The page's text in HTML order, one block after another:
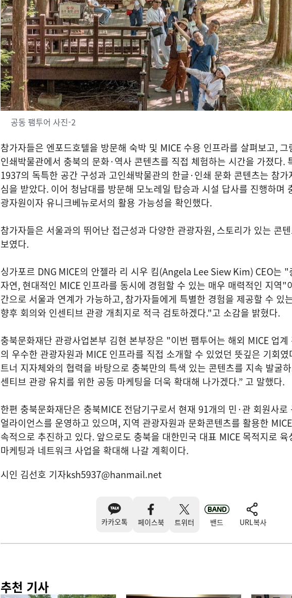
공동 팸투어 사진-2
참가자들은 엔포드호텔을 방문해 숙박 및 MICE 수용 인프라를 살펴보고, 그
인쇄박물관에서 충북의 문화·역사 콘텐츠를 직접 체험하는 시간을 가졌다.
1937의 독특한 공간 구성과 고인쇄박물관의 한글·인쇄 문화 콘텐츠는 참
심을 받았다. 이어 청남대를 방문해 모노레일 탑승과 시설 답사를 진행하며
광자원이자 유니크베뉴로서의 활용 가능성을 확인했다.
참가자들은 서울과의 뛰어난 접근성과 다양한 관광자원, 스토리가 있는 콘
보였다.
싱가포르 DNG MICE의 안젤라 리 시우 킴(Angela Lee Siew Kim) CEO는 "
자연, 현대적인 MICE 인프라를 동시에 경험할 수 있는 매우 매력적인 지역"
간으로 서울과 연계가 가능하고, 참가자들에게 특별한 경험을 제공할 수 있
향후 회의와 인센티브 관광 개최지로 적극 검토하겠다."고 소감을 밝혔다.
충북문화재단 관광사업본부 김현 본부장은 "이번 팸투어는 해외 MICE 업계
의 우수한 관광자원과 MICE 인프라를 직접 소개할 수 있었던 뜻깊은 기회였
트너 지자체와의 협력을 바탕으로 충북만의 특색 있는 콘텐츠를 지속 발굴
센티브 관광 유치를 위한 공동 마케팅을 더욱 확대해 나가겠다.” 고 말했다.
한편 충북문화재단은 충북MICE 전담기구로서 현재 91개의 민·관 회원사로
얼라이언스를 운영하고 있으며, 지역 관광자원과 문화콘텐츠를 활용한 MICE
속적으로 추진하고 있다. 앞으로도 충북을 대한민국 대표 MICE 목적지로 육
마케팅과 네트워크 사업을 확대해 나갈 계획이다.
시인 김선호 기자ksh5937@hanmail.net
카카오톡 페이스북 트위터 밴드 URL복사
추천 기사